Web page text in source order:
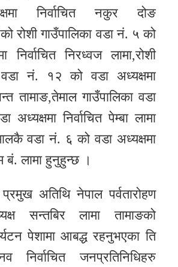
निर्वाचित नकुर दोङ
रोशी गाउँपालिका वडा नं. ५ को
निर्वाचित निरध्वज लामा,रोशी
वडा नं. १२ को वडा अध्यक्षमा
तामाङ,तेमाल गाउँपालिका वडा
निर्वाचित पेम्बा लामा
वडा नं. ६ को वडा अध्यक्षमा
बं. लामा हुनुहुन्छ ।
अतिथि नेपाल पर्वतारोहण
सन्तबिर लामा तामाङको
पेशामा आबद्ध रहनुभएका ति
जनप्रतिनिधिहरु